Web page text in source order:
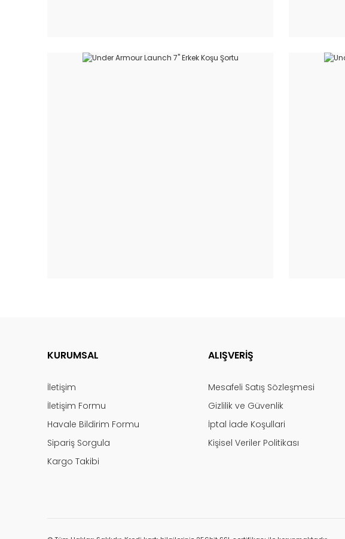
KURUMSAL
İletişim
İletişim Formu
Havale Bildirim Formu
Sipariş Sorgula
Kargo Takibi
ALIŞVERİŞ
Mesafeli Satış Sözleşmesi
Gizlilik ve Güvenlik
İptal İade Koşullari
Kişisel Veriler Politikası